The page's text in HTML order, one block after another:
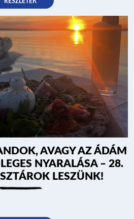
AVAGY AZ ÁDÁM
NYARALÁSA – 28.
LESZÜNK!